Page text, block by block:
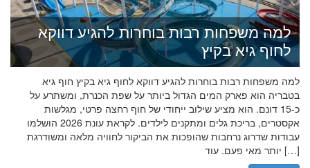
למה משפחות רבות בוחרות להגיע דווקא
לחוף גיא בקיץ
למה משפחות רבות בוחרות להגיע דווקא לחוף גיא בקיץ חוף גיא
בטבריה הוא פארק המים הגדול ביותר על שפת הכנרת, ומשתרע על
כ-15 דונם. הוא מציע שילוב ייחודי של חוף רחצה פרטי, מגלשות
אקסטרים, בריכת גלים ומתקנים לילדים. לקראת עונת 2026 הושלמו
עבודות שדרוג נרחבות שהופכות את הביקור לחוויה מלאה ומשודרגת
יותר מאי פעם. עוד […]